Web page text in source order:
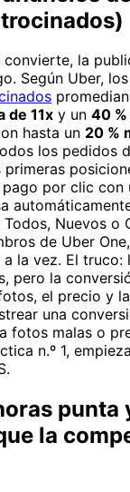
la
Según Uber,
de 11x y un 40
hasta un 20 %
los pedidos
por clic con
Nuevos o
de Uber
la vez. El truco:
pero la
el precio y
una
fotos malas o
n.º 1,
punta
la